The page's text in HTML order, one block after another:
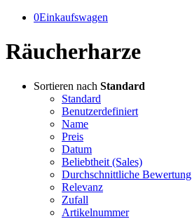
0Einkaufswagen
Räucherharze
Sortieren nach Standard
Standard
Benutzerdefiniert
Name
Preis
Datum
Beliebtheit (Sales)
Durchschnittliche Bewertung
Relevanz
Zufall
Artikelnummer